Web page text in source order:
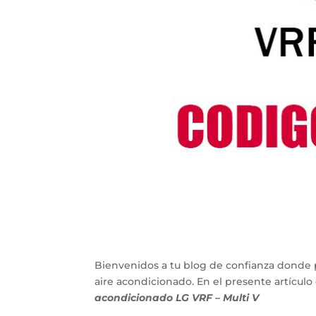
Bienvenidos a tu blog de confianza
aire acondicionado. En el presente
acondicionado LG VRF – Multi V